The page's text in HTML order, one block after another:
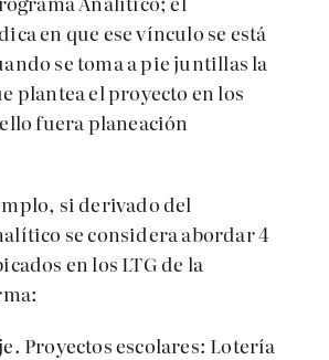
en que ese vínculo se está
se toma a pie juntillas la
plantea el proyecto en los
fuera planeación
si derivado del
se considera abordar 4
en los LTG de la
Proyectos escolares: Lotería